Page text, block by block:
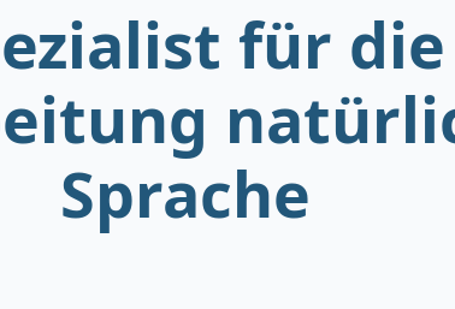
für die
Sprache